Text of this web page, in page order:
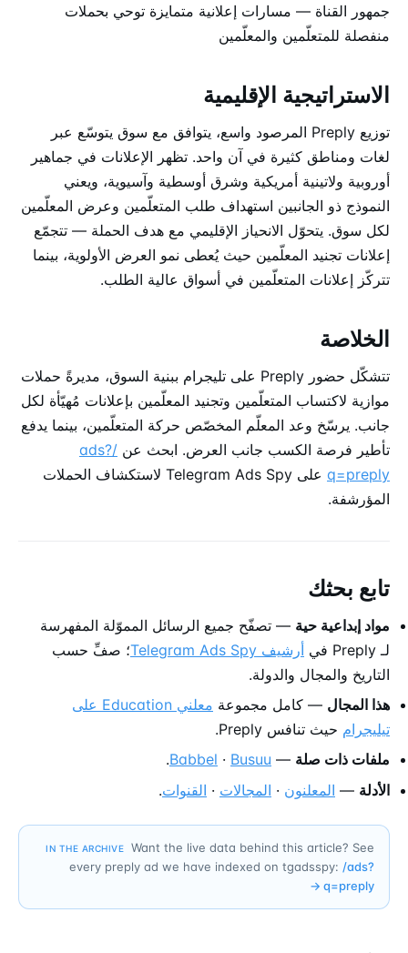
جمهور القناة — مسارات إعلانية متمايزة توحي بحملات
منفصلة للمتعلّمين والمعلّمين
الاستراتيجية الإقليمية
توزيع Preply المرصود واسع، يتوافق مع سوق يتوسّع عبر
لغات ومناطق كثيرة في آن واحد. تظهر الإعلانات في جماهير
أوروبية ولاتينية أمريكية وشرق أوسطية وآسيوية، ويعني
النموذج ذو الجانبين استهداف طلب المتعلّمين وعرض المعلّمين
لكل سوق. يتحوّل الانحياز الإقليمي مع هدف الحملة — تتجمّع
إعلانات تجنيد المعلّمين حيث يُعطى نمو العرض الأولوية، بينما
تتركّز إعلانات المتعلّمين في أسواق عالية الطلب.
الخلاصة
تتشكّل حضور Preply على تليجرام ببنية السوق، مديرةً حملات
موازية لاكتساب المتعلّمين وتجنيد المعلّمين بإعلانات مُهيّأة لكل
جانب. يرسّخ وعد المعلّم المخصّص حركة المتعلّمين، بينما يدفع
تأطير فرصة الكسب جانب العرض. ابحث عن /ads?
q=preply
على Telegram Ads Spy لاستكشاف الحملات
المؤرشفة.
تابع بحثك
مواد إبداعية حية — تصفّح جميع الرسائل المموّلة المفهرسة
لـ Preply في
أرشيف Telegram Ads Spy
؛ صفِّ حسب
التاريخ والمجال والدولة.
هذا المجال — كامل مجموعة
معلني Education على
تيليجرام حيث تنافس Preply.
ملفات ذات صلة —
Babbel · Busuu
.
الأدلة — المعلنون · المجالات · القنوات.
IN THE ARCHIVE
Want the live data behind this article? See
every preply ad we have indexed on tgadsspy: /ads?
q=preply
→